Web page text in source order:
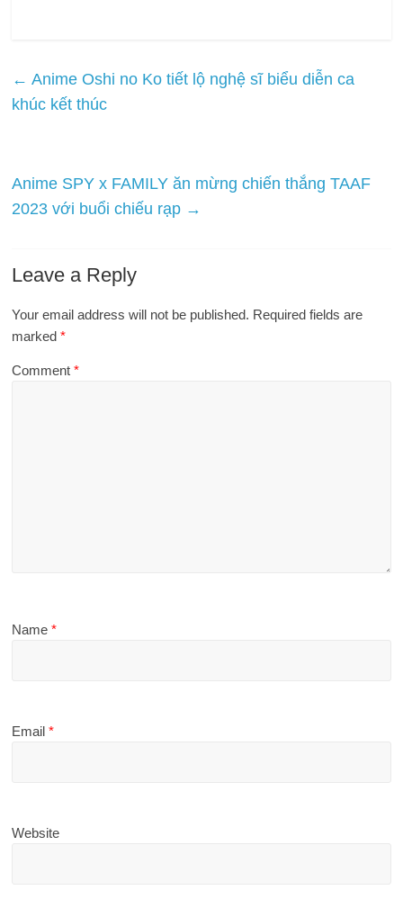
← Anime Oshi no Ko tiết lộ nghệ sĩ biểu diễn ca
khúc kết thúc
Anime SPY x FAMILY ăn mừng chiến thắng TAAF
2023 với buổi chiếu rạp →
Leave a Reply
Your email address will not be published. Required fields are
marked*
Comment*
Name*
Email*
Website